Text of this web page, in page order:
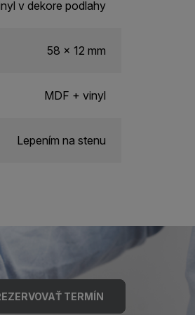
v dekore podlahy
58 x 12 mm
MDF + vinyl
Lepením na stenu
TERMÍN